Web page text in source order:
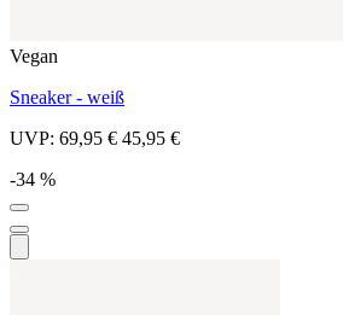
Vegan
Sneaker - weiß
UVP: 69,95 € 45,95 €
-34 %